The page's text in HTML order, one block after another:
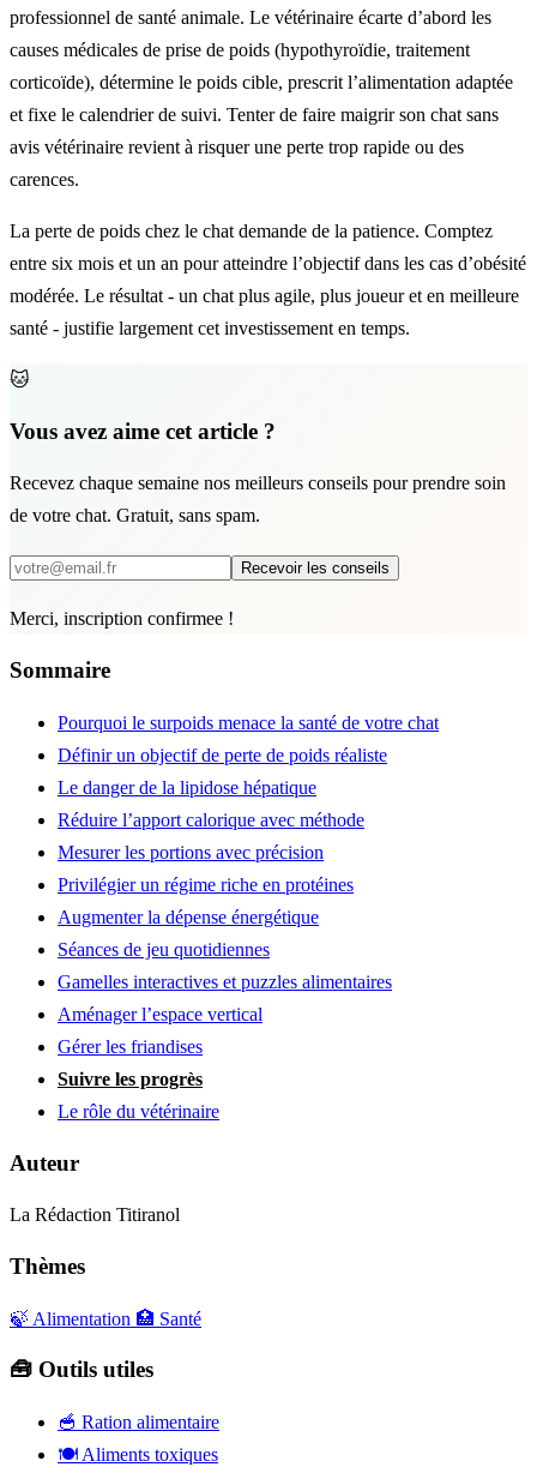
professionnel de santé animale. Le vétérinaire écarte d’abord les
causes médicales de prise de poids (hypothyroïdie, traitement
corticoïde), détermine le poids cible, prescrit l’alimentation adaptée
et fixe le calendrier de suivi. Tenter de faire maigrir son chat sans
avis vétérinaire revient à risquer une perte trop rapide ou des
carences.
La perte de poids chez le chat demande de la patience. Comptez
entre six mois et un an pour atteindre l’objectif dans les cas d’obésité
modérée. Le résultat - un chat plus agile, plus joueur et en meilleure
santé - justifie largement cet investissement en temps.
🐱
Vous avez aime cet article ?
Recevez chaque semaine nos meilleurs conseils pour prendre soin
de votre chat. Gratuit, sans spam.
Recevoir les conseils
Merci, inscription confirmee !
Sommaire
Pourquoi le surpoids menace la santé de votre chat
Définir un objectif de perte de poids réaliste
Le danger de la lipidose hépatique
Réduire l’apport calorique avec méthode
Mesurer les portions avec précision
Privilégier un régime riche en protéines
Augmenter la dépense énergétique
Séances de jeu quotidiennes
Gamelles interactives et puzzles alimentaires
Aménager l’espace vertical
Gérer les friandises
Suivre les progrès
Le rôle du vétérinaire
Auteur
La Rédaction Titiranol
Thèmes
🍃 Alimentation 🏥 Santé
🧰 Outils utiles
🥣 Ration alimentaire
🍽️ Aliments toxiques